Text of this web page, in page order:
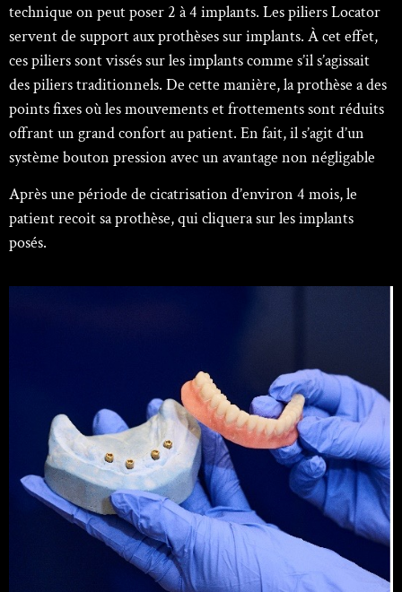
technique on peut poser 2 à 4 implants. Les piliers Locator
servent de support aux prothèses sur implants. À cet effet,
ces piliers sont vissés sur les implants comme s’il s’agissait
des piliers traditionnels. De cette manière, la prothèse a des
points fixes où les mouvements et frottements sont réduits
offrant un grand confort au patient. En fait, il s’agit d’un
système bouton pression avec un avantage non négligable
Après une période de cicatrisation d’environ 4 mois, le
patient recoit sa prothèse, qui cliquera sur les implants
posés.